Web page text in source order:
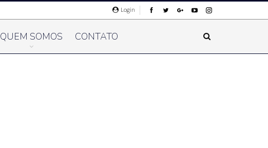
Login
QUEM SOMOS CONTATO